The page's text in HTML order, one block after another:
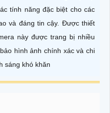
tính năng đặc biệt cho các
và đáng tin cậy. Được thiết
này được trang bị nhiều
hình ảnh chính xác và chi
sáng khó khăn